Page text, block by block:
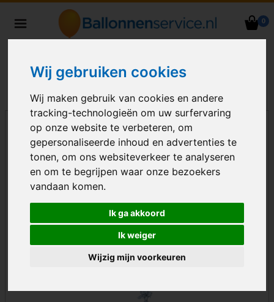
Wij gebruiken cookies
Wij maken gebruik van cookies en andere
tracking-technologieën om uw surfervaring
op onze website te verbeteren, om
gepersonaliseerde inhoud en advertenties te
tonen, om ons websiteverkeer te analyseren
en om te begrijpen waar onze bezoekers
vandaan komen.
Ik ga akkoord
Ik weiger
Wijzig mijn voorkeuren
0
Nederland